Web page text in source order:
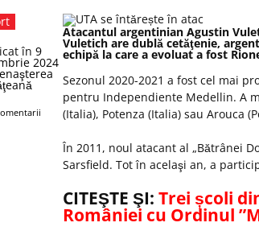
în 9
2024
Atacantul argentinian Agustin
Vuletich are dublă cetăţenie,
echipă la care a evoluat a fost
Sezonul 2020-2021 a fost cel mai
pentru Independiente Medellin. A
(Italia), Potenza (Italia) sau Arouca
În 2011, noul atacant al „Bătrânei
Sarsfield. Tot în acelaşi an, a
CITEŞTE ŞI: Trei școli
României cu Ordinul